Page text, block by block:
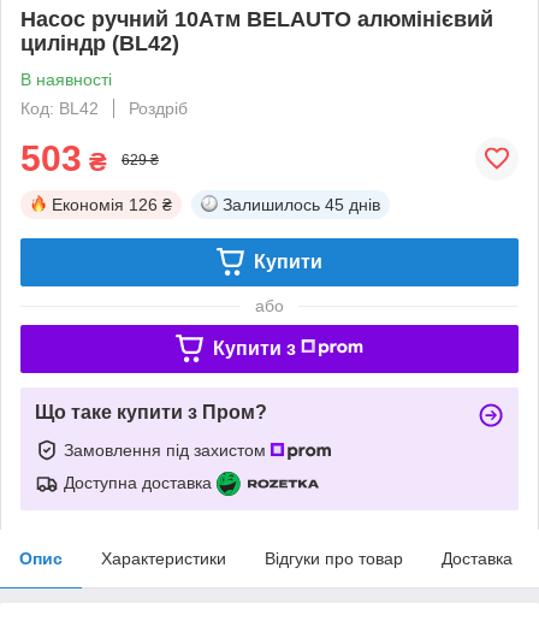
Насос ручний 10Атм BELAUTO алюмінієвий
циліндр (BL42)
В наявності
Код: BL42
Роздріб
503 ₴ 629 ₴
Економія 126 ₴ Залишилось 45 днів
Купити
або
Купити з
Що таке купити з Пром?
Замовлення під захистом
Доступна доставка
Опис Характеристики Відгуки про товар Доставка